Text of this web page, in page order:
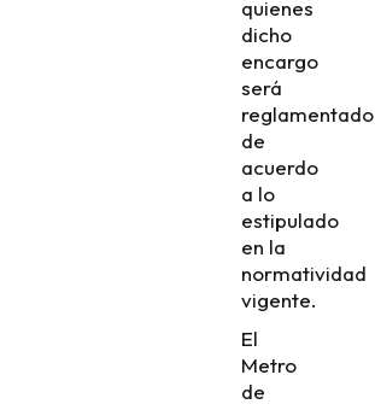
quienes
dicho
encargo
será
reglamentado
de
acuerdo
a lo
estipulado
en la
normatividad
vigente.
El
Metro
de